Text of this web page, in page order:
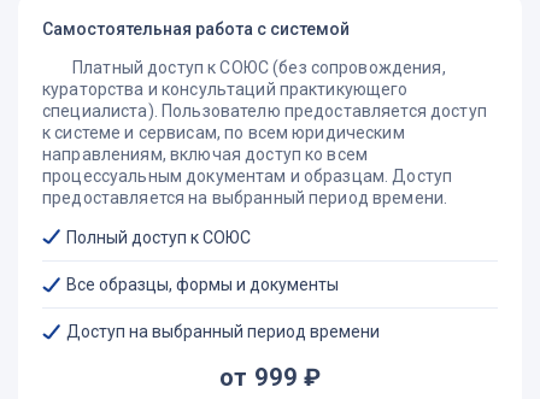
Самостоятельная работа с системой
Платный доступ к СОЮС (без сопровождения,
кураторства и консультаций практикующего
специалиста). Пользователю предоставляется доступ
к системе и сервисам, по всем юридическим
направлениям, включая доступ ко всем
процессуальным документам и образцам. Доступ
предоставляется на выбранный период времени.
Полный доступ к СОЮС
Все образцы, формы и документы
Доступ на выбранный период времени
от 999 ₽